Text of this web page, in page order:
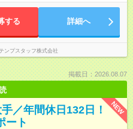
する 詳細へ
ンプスタッフ株式会社
掲載日：2026.08.07
NEW
／年間休日132日！
ート